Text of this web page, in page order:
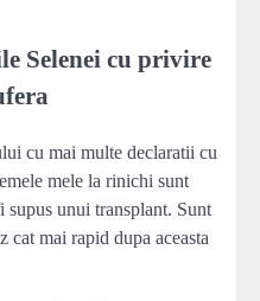
Selenei cu privire
cu mai multe declaratii cu
mele la rinichi sunt
unui transplant. Sunt
cat mai rapid dupa aceasta